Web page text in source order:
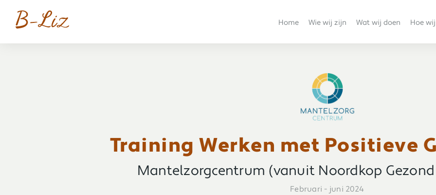
Home Wie wij zijn Wat wij doen Hoe
Training Werken met Positieve
Mantelzorgcentrum (vanuit Noordkop
Februari - juni 2024